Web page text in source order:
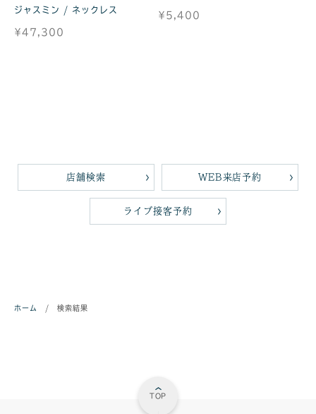
ジャスミン / ネックレス
¥47,300
¥5,400
店舗検索 WEB来店予約
ライブ接客予約
ホーム / 検索結果
TOP